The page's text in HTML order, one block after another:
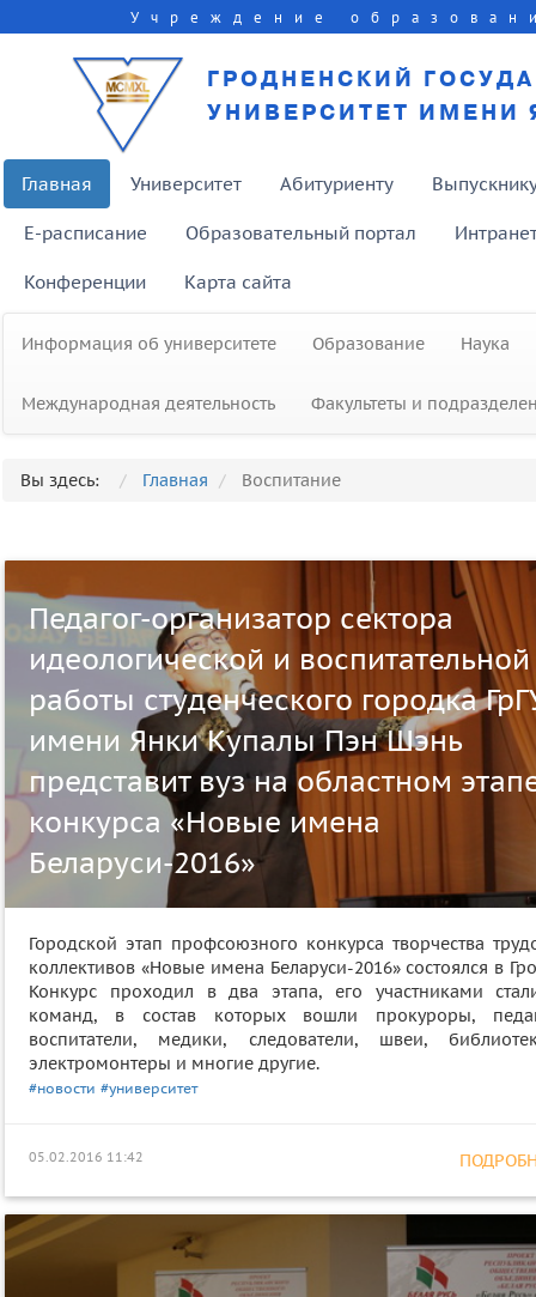
Учреждение
ГРОДНЕНСКИЙ
УНИВЕРСИТЕТ ИМЕНИ
Главная Университет Абитуриенту
E-расписание Образовательный портал
Конференции Карта сайта
Информация об университете Образование Наука
Международная деятельность Факультеты и
Вы здесь: Главная Воспитание
Педагог-организатор cектора
идеологической и воспитательной
работы cтуденческого городка
имени Янки Купалы Пэн Шэнь
представит вуз на областном
конкурса «Новые имена
Беларуси-2016»
Городской этап профсоюзного конкурса творчества
коллективов «Новые имена Беларуси-2016» состоялся в
Конкурс проходил в два этапа, его участниками
команд, в состав которых вошли прокуроры,
воспитатели, медики, следователи, швеи,
электромонтеры и многие другие.
#новости #университет
05.02.2016 11:42